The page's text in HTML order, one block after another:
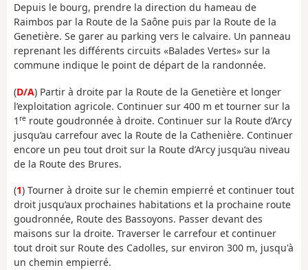
Depuis le bourg, prendre la direction du hameau de
Raimbos par la Route de la Saône puis par la Route de la
Genetière. Se garer au parking vers le calvaire. Un panneau
reprenant les différents circuits «Balades Vertes» sur la
commune indique le point de départ de la randonnée.
(D/A) Partir à droite par la Route de la Genetière et longer
l’exploitation agricole. Continuer sur 400 m et tourner sur la
1 re route goudronnée à droite. Continuer sur la Route d’Arcy
jusqu’au carrefour avec la Route de la Cathenière. Continuer
encore un peu tout droit sur la Route d’Arcy jusqu’au niveau
de la Route des Brures.
(1) Tourner à droite sur le chemin empierré et continuer tout
droit jusqu’aux prochaines habitations et la prochaine route
goudronnée, Route des Bassoyons. Passer devant des
maisons sur la droite. Traverser le carrefour et continuer
tout droit sur Route des Cadolles, sur environ 300 m, jusqu'à
un chemin empierré.